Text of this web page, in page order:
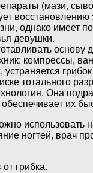
(мази,
восстановлению
однако имеет
девушки.
основу
компрессы,
грибок
тотального
Она
их
использовать
ногтей, врач
грибка.